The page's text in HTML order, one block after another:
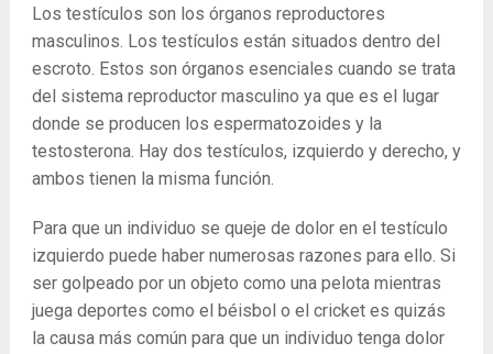
Los testículos son los órganos reproductores
masculinos. Los testículos están situados dentro del
escroto. Estos son órganos esenciales cuando se trata
del sistema reproductor masculino ya que es el lugar
donde se producen los espermatozoides y la
testosterona. Hay dos testículos, izquierdo y derecho, y
ambos tienen la misma función.
Para que un individuo se queje de dolor en el testículo
izquierdo puede haber numerosas razones para ello. Si
ser golpeado por un objeto como una pelota mientras
juega deportes como el béisbol o el cricket es quizás
la causa más común para que un individuo tenga dolor